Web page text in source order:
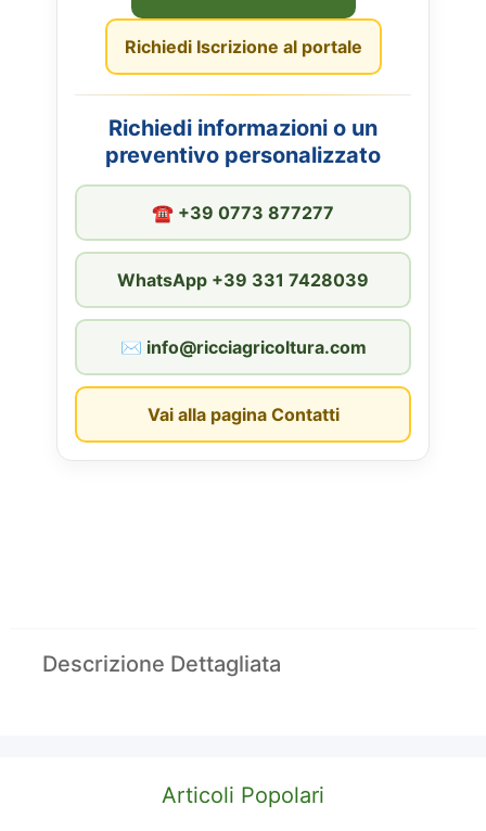
Richiedi Iscrizione al portale
Richiedi informazioni o un
preventivo personalizzato
☎︎ +39 0773 877277
WhatsApp +39 331 7428039
✉︎ info@ricciagricoltura.com
Vai alla pagina Contatti
Descrizione Dettagliata
Articoli Popolari